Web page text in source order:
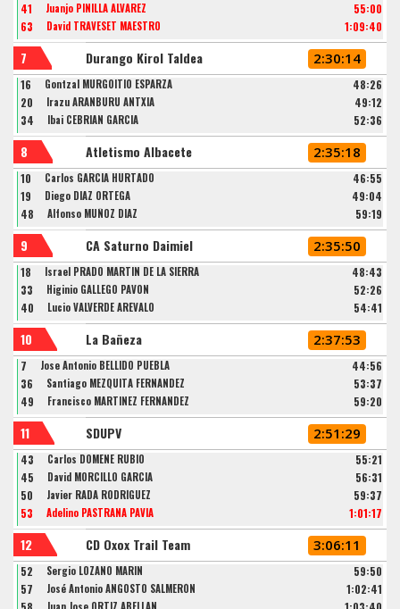
41
Juanjo PINILLA ALVAREZ
55:00
63
David TRAVESET MAESTRO 1:09:40
7 Durango Kirol Taldea 2:30:14
16 Gontzal MURGOITIO ESPARZA
48:26
20
Irazu ARANBURU ANTXIA
49:12
34
Ibai CEBRIAN GARCIA 52:36
8 Atletismo Albacete 2:35:18
10 Carlos GARCIA HURTADO
46:55
19
Diego DIAZ ORTEGA
49:04
48
Alfonso MUÑOZ DIAZ 59:19
9 CA Saturno Daimiel 2:35:50
18 Israel PRADO MARTIN DE LA SIERRA
48:43
33
Higinio GALLEGO PAVON
52:26
40
Lucio VALVERDE ARÉVALO 54:41
10 La Bañeza 2:37:53
7 Jose Antonio BELLIDO PUEBLA
44:56
36
Santiago MEZQUITA FERNÁNDEZ
53:37
49
Francisco MARTINEZ FERNANDEZ 59:20
11 SDUPV 2:51:29
43 Carlos DOMENE RUBIO
55:21
45
David MORCILLO GARCIA
56:31
50
Javier RADA RODRÍGUEZ
59:37
53
Adelino PASTRANA PAVIA 1:01:17
12 CD Oxox Trail Team 3:06:11
52 Sergio LOZANO MARIN
59:50
57
José Antonio ANGOSTO SALMERÓN
1:02:41